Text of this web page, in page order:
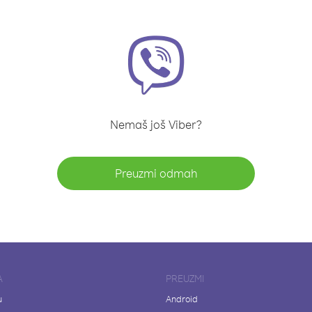
Nemaš još Viber?
Preuzmi odmah
PREUZMI
Android